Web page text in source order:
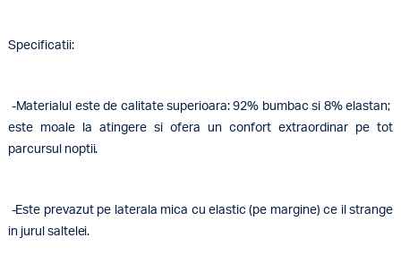
Specificatii:
-Materialul este de calitate superioara: 92% bumbac si 8% elastan;
este moale la atingere si ofera un confort extraordinar pe tot
parcursul noptii.
-Este prevazut pe laterala mica cu elastic (pe margine) ce il strange
in jurul saltelei.